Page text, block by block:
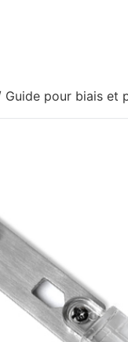
Guide pour biais et